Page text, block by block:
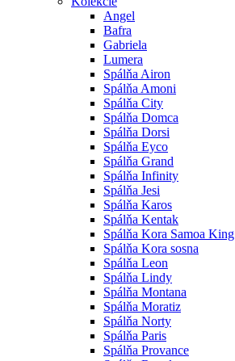
Angel
Bafra
Gabriela
Lumera
Spálňa Airon
Spálňa Amoni
Spálňa City
Spálňa Domca
Spálňa Dorsi
Spálňa Eyco
Spálňa Grand
Spálňa Infinity
Spálňa Jesi
Spálňa Karos
Spálňa Kentak
Spálňa Kora Samoa King
Spálňa Kora sosna
Spálňa Leon
Spálňa Lindy
Spálňa Montana
Spálňa Moratiz
Spálňa Norty
Spálňa Paris
Spálňa Provance